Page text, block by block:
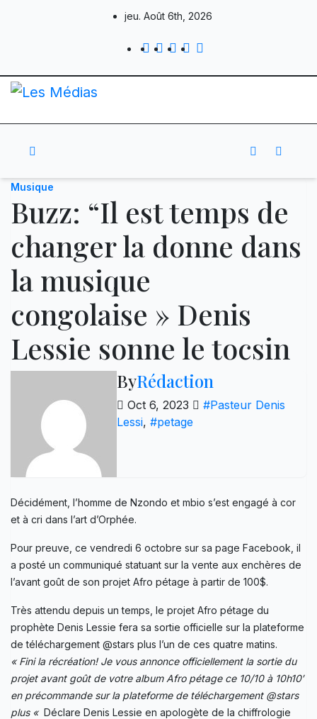
jeu. Août 6th, 2026
Musique
Buzz: “Il est temps de
changer la donne dans
la musique
congolaise » Denis
Lessie sonne le tocsin
ByRédaction
Oct 6, 2023
#Pasteur Denis
Lessi, #petage
Décidément, l’homme de Nzondo et mbio s’est engagé à cor
et à cri dans l’art d’Orphée.
Pour preuve, ce vendredi 6 octobre sur sa page Facebook, il
a posté un communiqué statuant sur la vente aux enchères de
l’avant goût de son projet Afro pétage à partir de 100$.
Très attendu depuis un temps, le projet Afro pétage du
prophète Denis Lessie fera sa sortie officielle sur la plateforme
de téléchargement @stars plus l’un de ces quatre matins.
« Fini la récréation! Je vous annonce officiellement la sortie du
projet avant goût de votre album Afro pétage ce 10/10 à 10h10′
en précommande sur la plateforme de téléchargement @stars
plus « Déclare Denis Lessie en apologète de la chiffrologie